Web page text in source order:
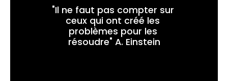
"Il ne faut pas compter sur
ceux qui ont créé les
problèmes pour les
résoudre" A. Einstein